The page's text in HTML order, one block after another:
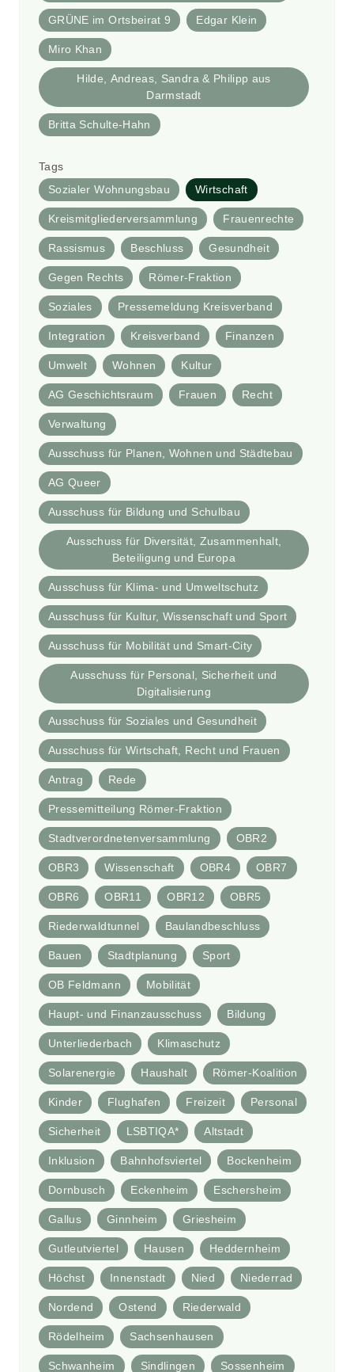
GRÜNE im Ortsbeirat 9 Edgar Klein
Miro Khan
Hilde, Andreas, Sandra & Philipp aus
Darmstadt
Britta Schulte-Hahn
Tags
Sozialer Wohnungsbau
Wirtschaft
Kreismitgliederversammlung Frauenrechte
Rassismus Beschluss Gesundheit
Gegen Rechts Römer-Fraktion
Soziales Pressemeldung Kreisverband
Integration Kreisverband Finanzen
Umwelt Wohnen Kultur
AG Geschichtsraum Frauen Recht
Verwaltung
Ausschuss für Planen, Wohnen und Städtebau
AG Queer
Ausschuss für Bildung und Schulbau
Ausschuss für Diversität, Zusammenhalt,
Beteiligung und Europa
Ausschuss für Klima- und Umweltschutz
Ausschuss für Kultur, Wissenschaft und Sport
Ausschuss für Mobilität und Smart-City
Ausschuss für Personal, Sicherheit und
Digitalisierung
Ausschuss für Soziales und Gesundheit
Ausschuss für Wirtschaft, Recht und Frauen
Antrag Rede
Pressemitteilung Römer-Fraktion
Stadtverordnetenversammlung OBR2
OBR3 Wissenschaft OBR4 OBR7
OBR6 OBR11 OBR12 OBR5
Riederwaldtunnel Baulandbeschluss
Bauen Stadtplanung Sport
OB Feldmann Mobilität
Haupt- und Finanzausschuss Bildung
Unterliederbach Klimaschutz
Solarenergie Haushalt Römer-Koalition
Kinder Flughafen Freizeit Personal
Sicherheit LSBTIQA* Altstadt
Inklusion Bahnhofsviertel Bockenheim
Dornbusch Eckenheim Eschersheim
Gallus Ginnheim Griesheim
Gutleutviertel Hausen Heddernheim
Höchst Innenstadt Nied Niederrad
Nordend Ostend Riederwald
Rödelheim Sachsenhausen
Schwanheim Sindlingen Sossenheim